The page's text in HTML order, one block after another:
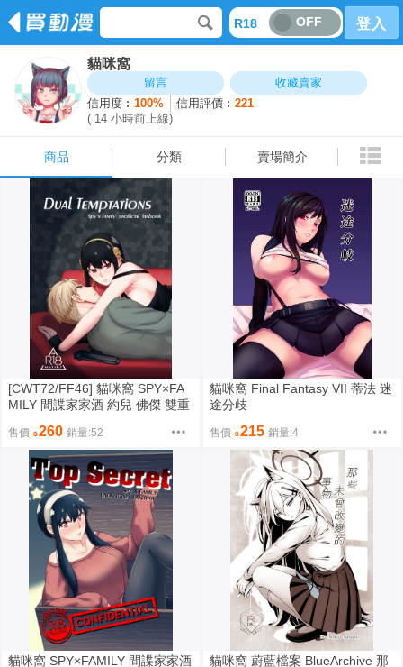
R18 OFF 登入
貓咪窩
留言
收藏賣家
信用度︰100% 信用評價︰221
( 14 小時前上線)
商品 分類 賣場簡介
[CWT72/FF46] 貓咪窩 SPY×FA
MILY 間諜家家酒 約兒 佛傑 雙重
售價 260 銷量:52
貓咪窩 Final Fantasy VII 蒂法 迷
途分歧
售價 215 銷量:4
貓咪窩 SPY×FAMILY 間諜家家酒
貓咪窩 蔚藍檔案 BlueArchive 那
商品